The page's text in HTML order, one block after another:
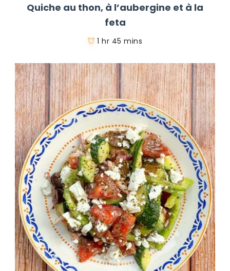
Quiche au thon, à l’aubergine et à la
feta
1 hr 45 mins